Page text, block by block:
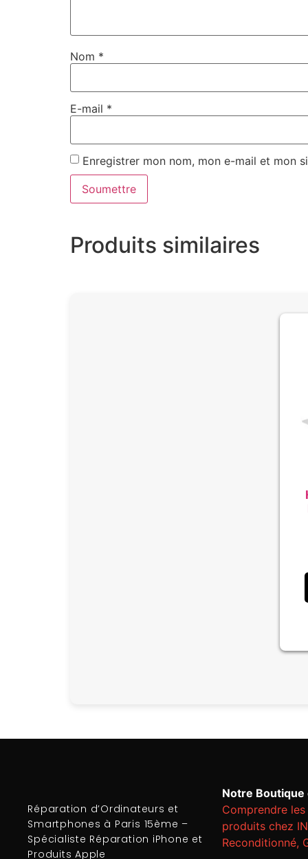
Nom *
E-mail *
Enregistrer mon nom, mon e-mail et mon
Produits similaires
Réparation d’Ordinateurs et
Smartphones à Paris 15ème –
Spécialiste Réparation iPhone et
Produits Apple
Notre Boutique
Comprendre
produits chez
Reconditionné,